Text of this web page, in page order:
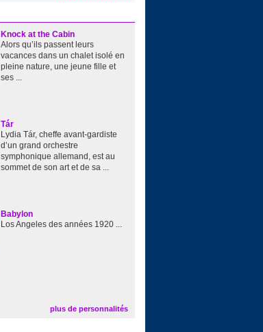
Knock at the Cabin
Alors qu’ils passent leurs
vacances dans un chalet isolé en
pleine nature, une jeune fille et
ses ...
Tár
Lydia Tár, cheffe avant-gardiste
d’un grand orchestre
symphonique allemand, est au
sommet de son art et de sa ...
Babylon
Los Angeles des années 1920 ...
plus de personnalités